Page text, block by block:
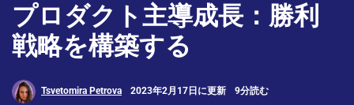
プロダクト主導成長：勝利
戦略を構築する
Tsvetomira Petrova 2023年2月17日に更新 9分読む